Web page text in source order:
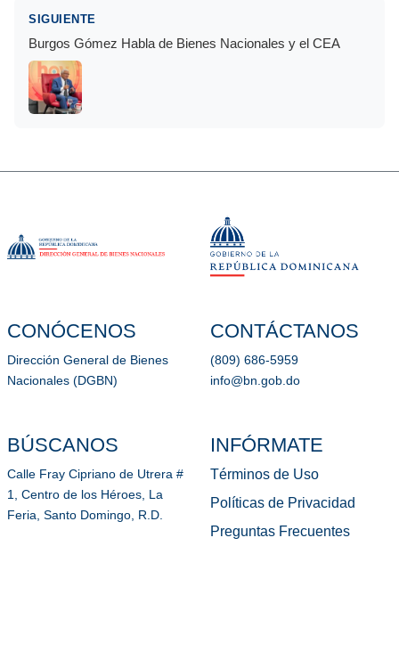
SIGUIENTE
Burgos Gómez Habla de Bienes Nacionales y el CEA
CONÓCENOS
Dirección General de Bienes
Nacionales (DGBN)
BÚSCANOS
Calle Fray Cipriano de Utrera #
1, Centro de los Héroes, La
Feria, Santo Domingo, R.D.
CONTÁCTANOS
(809) 686-5959
info@bn.gob.do
INFÓRMATE
Términos de Uso
Políticas de Privacidad
Preguntas Frecuentes